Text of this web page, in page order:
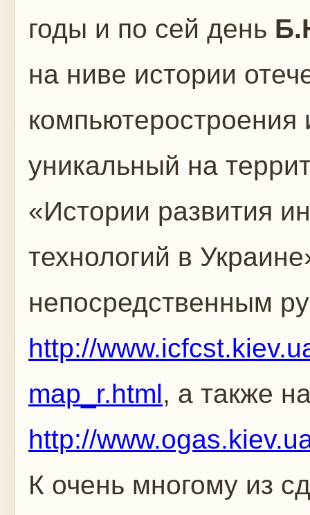
годы и по сей день
на ниве истории
уникальный на
«Истории развития
технологий в
непосредственным
http://
map_r.html, а также
http://
К очень многому из